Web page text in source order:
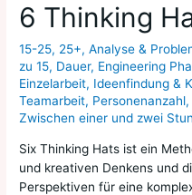
6 Thinking
15-25, 25+,Analyse &
zu 15, Dauer, Engineering
Einzelarbeit, Ideenfindung &
Teamarbeit, Personenanzahl,
Zwischen einer und zwei
Six Thinking Hats ist ein
und kreativen Denkens und
Perspektiven für eine